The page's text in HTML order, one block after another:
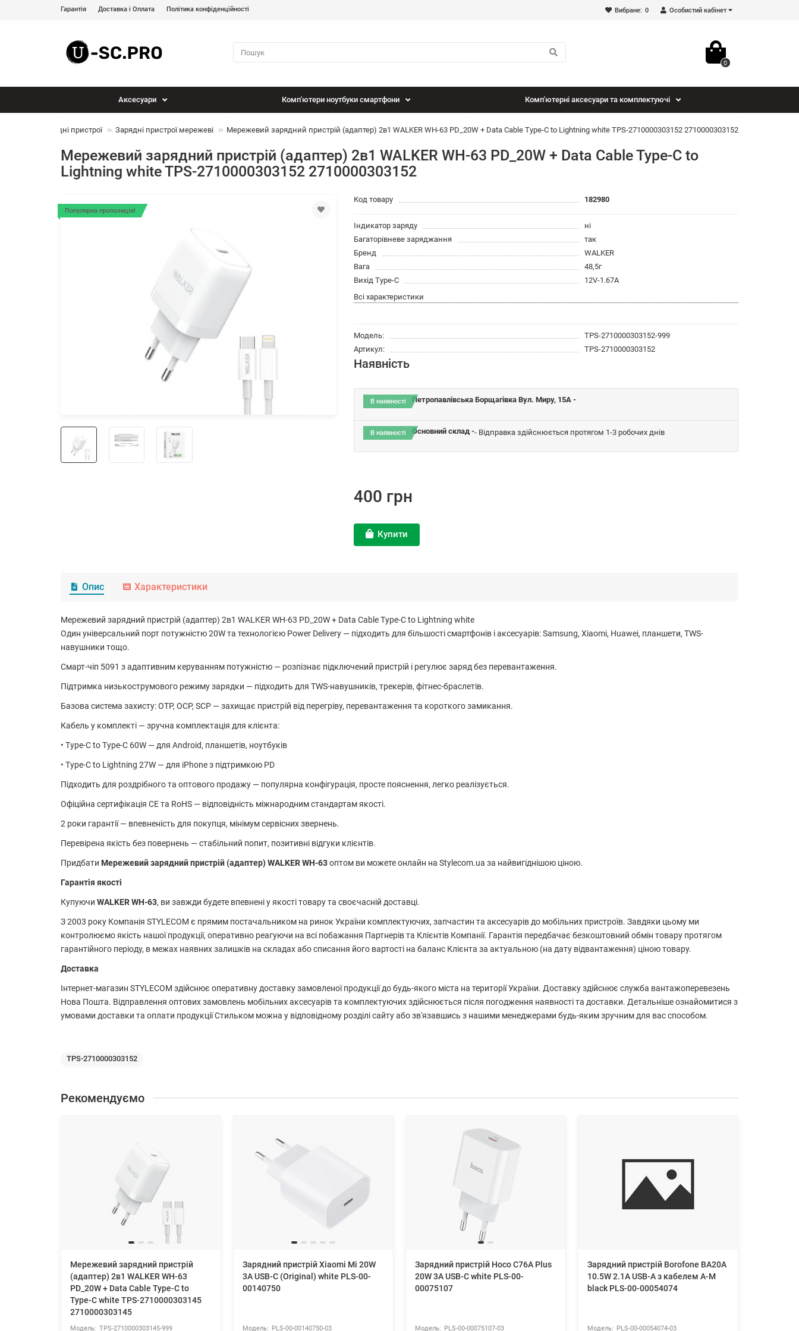
Особистий кабінет
Вибране: 0
Гарантія Доставка і Оплата Політика конфіденційності
0
Аксесуари Комп'ютери ноутбуки смартфони Комп'ютерні аксесуари та комплектуючі
Зарядні пристрої Зарядні пристрої мережеві Мережевий зарядний пристрій (адаптер) 2в1 WALKER WH-63 PD_20W + Data Cable Type-C to Lightning white TPS-2710000303152 2710000303152
Мережевий зарядний пристрій (адаптер) 2в1 WALKER WH-63 PD_20W + Data Cable Type-C to
Lightning white TPS-2710000303152 2710000303152
Популярна пропозиція!
Код товару 182980
Індикатор заряду
ні
Багаторівневе заряджання
так
Бренд
WALKER
Вага
48,5г
Вихід Type-C
12V-1.67A
Всі характеристики
Модель:
TPS-2710000303152-999
Артикул:
TPS-2710000303152
Наявність
Петропавлівська Борщагівка Вул. Миру, 15A -
В наявності
Основний склад -
В наявності - Відправка здійснюється протягом 1-3 робочих днів
400 грн
Купити
Опис Характеристики
Мережевий зарядний пристрій (адаптер) 2в1 WALKER WH-63 PD_20W + Data Cable Type-C to Lightning white
Один універсальний порт потужністю 20W та технологією Power Delivery — підходить для більшості смартфонів і аксесуарів: Samsung, Xiaomi, Huawei, планшети, TWS-
навушники тощо.
Смарт-чіп 5091 з адаптивним керуванням потужністю — розпізнає підключений пристрій і регулює заряд без перевантаження.
Підтримка низькострумового режиму зарядки — підходить для TWS-навушників, трекерів, фітнес-браслетів.
Базова система захисту: OTP, OCP, SCP — захищає пристрій від перегріву, перевантаження та короткого замикання.
Кабель у комплекті — зручна комплектація для клієнта:
• Type-C to Type-C 60W — для Android, планшетів, ноутбуків
• Type-C to Lightning 27W — для iPhone з підтримкою PD
Підходить для роздрібного та оптового продажу — популярна конфігурація, просте пояснення, легко реалізується.
Офіційна сертифікація CE та RoHS — відповідність міжнародним стандартам якості.
2 роки гарантії — впевненість для покупця, мінімум сервісних звернень.
Перевірена якість без повернень — стабільний попит, позитивні відгуки клієнтів.
Придбати Мережевий зарядний пристрій (адаптер) WALKER WH-63оптом ви можете онлайн на Stylecom.ua за найвигіднішою ціною.
Гарантія якості
Купуючи WALKER WH-63, ви завжди будете впевнені у якості товару та своєчасній доставці.
З 2003 року Компанія STYLECOM є прямим постачальником на ринок України комплектуючих, запчастин та аксесуарів до мобільних пристроїв. Завдяки цьому ми
контролюємо якість нашої продукції, оперативно реагуючи на всі побажання Партнерів та Клієнтів Компанії. Гарантія передбачає безкоштовний обмін товару протягом
гарантійного періоду, в межах наявних залишків на складах або списання його вартості на баланс Клієнта за актуальною (на дату відвантаження) ціною товару.
Доставка
Інтернет-магазин STYLECOM здійснює оперативну доставку замовленої продукції до будь-якого міста на території України. Доставку здійснює служба вантажоперевезень
Нова Пошта. Відправлення оптових замовлень мобільних аксесуарів та комплектуючих здійснюється після погодження наявності та доставки. Детальніше ознайомитися з
умовами доставки та оплати продукції Стильком можна у відповідному розділі сайту або зв'язавшись з нашими менеджерами будь-яким зручним для вас способом.
TPS-2710000303152
Рекомендуємо
Мережевий зарядний пристрій
(адаптер) 2в1 WALKER WH-63
PD_20W + Data Cable Type-C to
Type-C white TPS-2710000303145
2710000303145
TPS-2710000303145-999
Зарядний пристрій Xiaomi Mi 20W
3A USB-C (Original) white PLS-00-
00140750
PLS-00-00140750-03
Зарядний пристрій Hoco C76A Plus
20W 3A USB-C white PLS-00-
00075107
PLS-00-00075107-03
Зарядний пристрій Borofone BA20A
10.5W 2.1A USB-A з кабелем A-M
black PLS-00-00054074
PLS-00-00054074-03